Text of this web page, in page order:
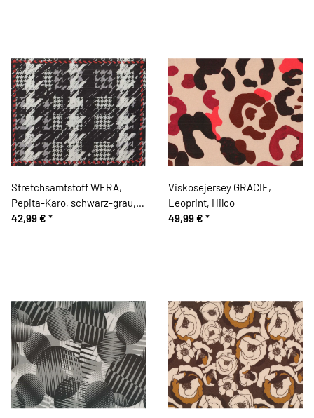
Stretchsamtstoff WERA,
Pepita-Karo, schwarz-grau,
Hilco
42,99 € *
Viskosejersey GRACIE,
Leoprint, Hilco
49,99 € *